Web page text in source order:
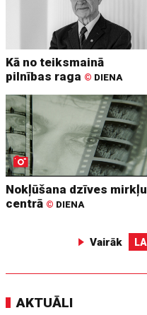
Kā no teiksmainā
pilnības raga © DIENA
Nokļūšana dzīves mirkļu
centrā © DIENA
Vairāk
AKTUĀLI